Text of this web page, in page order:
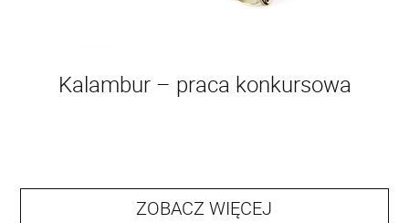
Kalambur – praca konkursowa
ZOBACZ WIĘCEJ